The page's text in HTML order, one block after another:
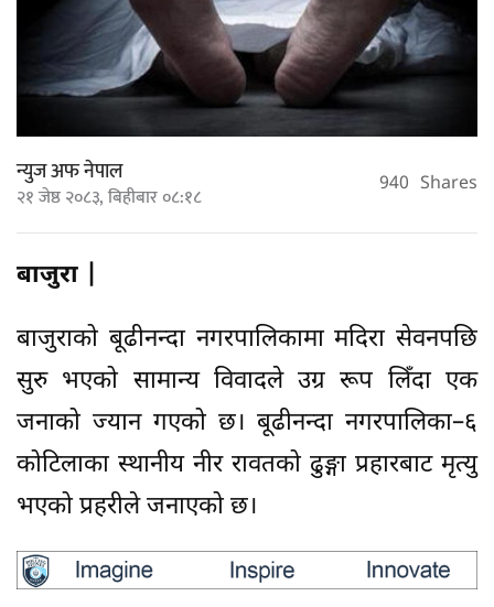
न्युज अफ नेपाल
२१ जेष्ठ २०८३, बिहीबार ०८:१८ 940 Shares
बाजुरा |
बाजुराको बूढीनन्दा नगरपालिकामा मदिरा सेवनपछि
सुरु भएको सामान्य विवादले उग्र रूप लिँदा एक
जनाको ज्यान गएको छ। बूढीनन्दा नगरपालिका–६
कोटिलाका स्थानीय नीर रावतको ढुङ्गा प्रहारबाट मृत्यु
भएको प्रहरीले जनाएको छ।